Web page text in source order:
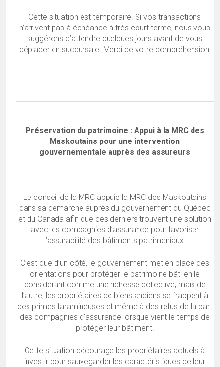
Cette situation est temporaire. Si vos transactions
n’arrivent pas à échéance à très court terme, nous vous
suggérons d’attendre quelques jours avant de vous
déplacer en succursale. Merci de votre compréhension!
Préservation du patrimoine : Appui à la MRC des
Maskoutains pour une intervention
gouvernementale auprès des assureurs
Le conseil de la MRC appuie la MRC des Maskoutains
dans sa démarche auprès du gouvernement du Québec
et du Canada afin que ces derniers trouvent une solution
avec les compagnies d’assurance pour favoriser
l’assurabilité des bâtiments patrimoniaux.
C’est que d’un côté, le gouvernement met en place des
orientations pour protéger le patrimoine bâti en le
considérant comme une richesse collective, mais de
l’autre, les propriétaires de biens anciens se frappent à
des primes faramineuses et même à des refus de la part
des compagnies d’assurance lorsque vient le temps de
protéger leur bâtiment.
Cette situation décourage les propriétaires actuels à
investir pour sauvegarder les caractéristiques de leur